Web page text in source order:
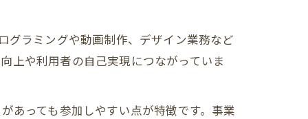
グラミングや動画制作、デザイン業務など
上や利用者の自己実現につながっていま
あっても参加しやすい点が特徴です。事業